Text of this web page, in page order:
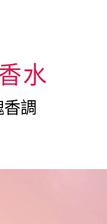
水
調